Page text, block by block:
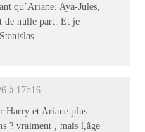
qu’Ariane. Aya-Jules,
de nulle part. Et je
à 17h16
Harry et Ariane plus
? vraiment , mais l,âge